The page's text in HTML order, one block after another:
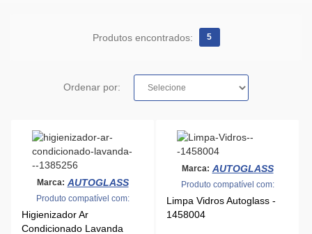
Produtos encontrados: 5
Ordenar por:
Marca: AUTOGLASS
Produto compatível com:
Higienizador Ar
Condicionado Lavanda
Marca: AUTOGLASS
Produto compatível com:
Limpa Vidros Autoglass -
1458004